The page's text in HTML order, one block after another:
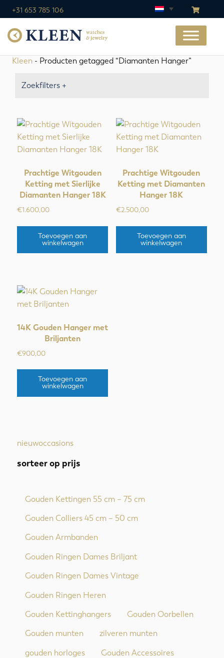
+31 653 785 106
Kleen - Producten getagged “Diamanten Hanger”
nieuwoccasions
sorteer op prijs
Gouden Kettingen 55 cm – 75 cm
Gouden Colliers 45 cm – 50 cm
Gouden Armbanden
Gouden Ringen Dames Briljant
Gouden Ringen Dames Vintage
Gouden Ringen Heren
Gouden Kettinghangers Gouden Oorbellen
Gouden munten zilveren munten
gouden horloges Gouden Accessoires
Zoekfilters +
Prachtige Witgouden
Ketting met Sierlijke
Diamanten Hanger 18K
€1.600,00
Toevoegen aan
winkelwagen
Prachtige Witgouden
Ketting met Diamanten
Hanger 18K
€2.500,00
Toevoegen aan
winkelwagen
14K Gouden Hanger met
Briljanten
€900,00
Toevoegen aan
winkelwagen